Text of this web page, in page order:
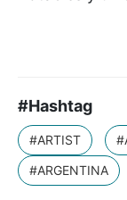
#Hashtag
#ARTIST
#ARGENTINA